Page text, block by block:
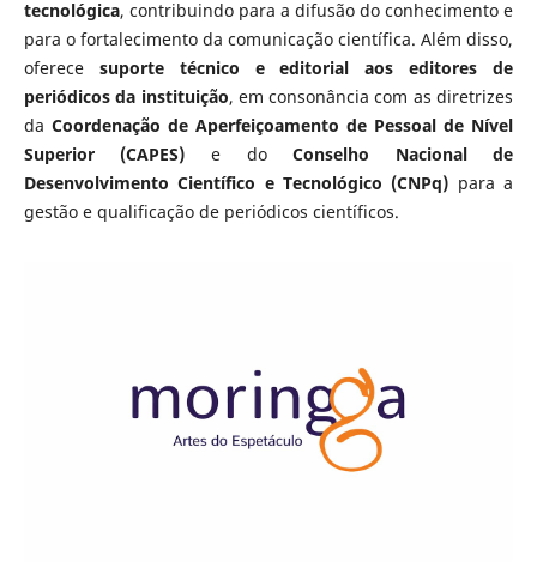
tecnológica, contribuindo para a difusão do conhecimento e
para o fortalecimento da comunicação científica. Além disso,
oferece suporte técnico e editorial aos editores de
periódicos da instituição, em consonância com as diretrizes
da Coordenação de Aperfeiçoamento de Pessoal de Nível
Superior (CAPES) e doConselho Nacional de
Desenvolvimento Científico e Tecnológico (CNPq) para a
gestão e qualificação de periódicos científicos.